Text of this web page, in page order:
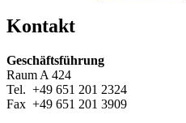
Kontakt
Geschäftsführung
Raum A 424
Tel. +49 651 201 2324
Fax +49 651 201 3909